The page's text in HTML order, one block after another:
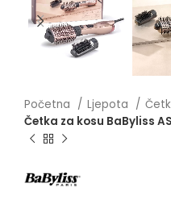
Početna Ljepota
Četka za kosu BaByliss